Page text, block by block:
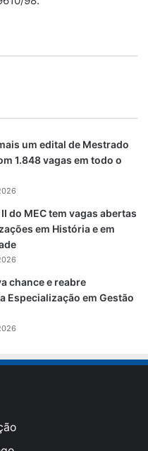
um edital de Mestrado
1.848 vagas em todo o
do MEC tem vagas abertas
em História e em
chance e reabre
Especialização em Gestão